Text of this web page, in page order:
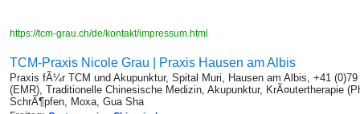
https://tcm-grau.ch/de/kontakt/impressum.html
TCM-Praxis Nicole Grau | Praxis Hausen am Albis
Praxis fÃ¼r TCM und Akupunktur, Spital Muri, Hausen am Albis, +41
(EMR), Traditionelle Chinesische Medizin, Akupunktur, KrÃ¤utertherapie
SchrÃ¶pfen, Moxa, Gua Sha